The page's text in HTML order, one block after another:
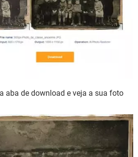
aba de download e veja a sua foto